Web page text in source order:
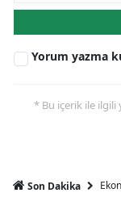
Yorum yazma
* Bu içerik ile ilgili
Son Dakika